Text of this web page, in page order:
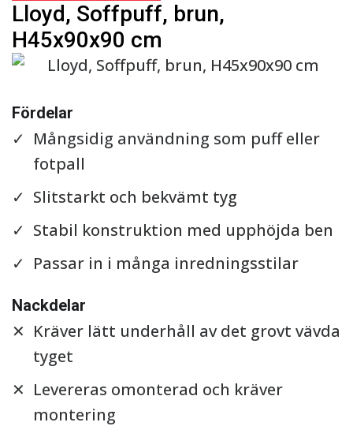
Lloyd, Soffpuff, brun,
H45x90x90 cm
Fördelar
Mångsidig användning som puff eller
fotpall
Slitstarkt och bekvämt tyg
Stabil konstruktion med upphöjda ben
Passar in i många inredningsstilar
Nackdelar
Kräver lätt underhåll av det grovt vävda
tyget
Levereras omonterad och kräver
montering